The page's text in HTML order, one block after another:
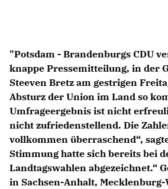
Redebeiträge
Anträge CDU
Kleine
CDU
CDU Fraktion im
CDU
CDU Potsdam
"Potsdam - Brandenburgs CDU
knappe Pressemitteilung, in der
Steeven Bretz am gestrigen
Absturz der Union im Land so
Umfrageergebnis ist nicht
nicht zufriedenstellend. Die
vollkommen überraschend“,
Stimmung hatte sich bereits bei
Landtagswahlen abgezeichnet.“
in Sachsen-Anhalt,